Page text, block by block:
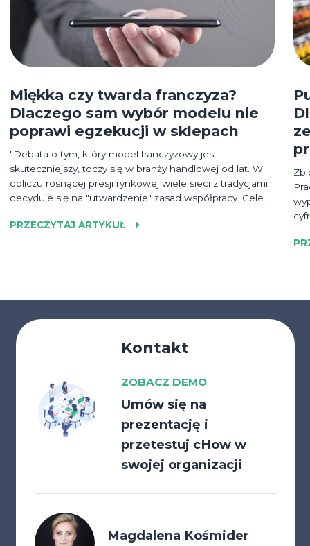
Miękka czy twarda franczyza?
Dlaczego sam wybór modelu nie
poprawi egzekucji w sklepach
"Debata o tym, który model franczyzowy jest
skuteczniejszy, toczy się w branży handlowej od lat. W
obliczu rosnącej presji rynkowej wiele sieci z tradycjami
decyduje się na "utwardzenie" zasad współpracy. Celem
asortymentu i skuteczniejsza egzekucja promocji."
PRZECZYTAJ ARTYKUŁ
Kontakt
ZOBACZ DEMO
Umów się na
prezentację i
przetestuj cHow w
swojej organizacji
Magdalena Kośmider